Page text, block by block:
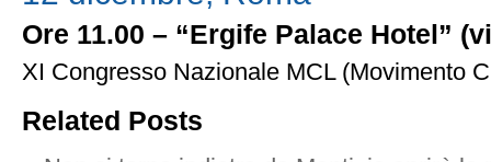
Ore 11.00 – “Ergife Palace Hotel”
XI Congresso Nazionale MCL (Movimento
Related Posts